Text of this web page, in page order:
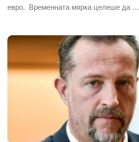
евро. Временната мярка целеше да …